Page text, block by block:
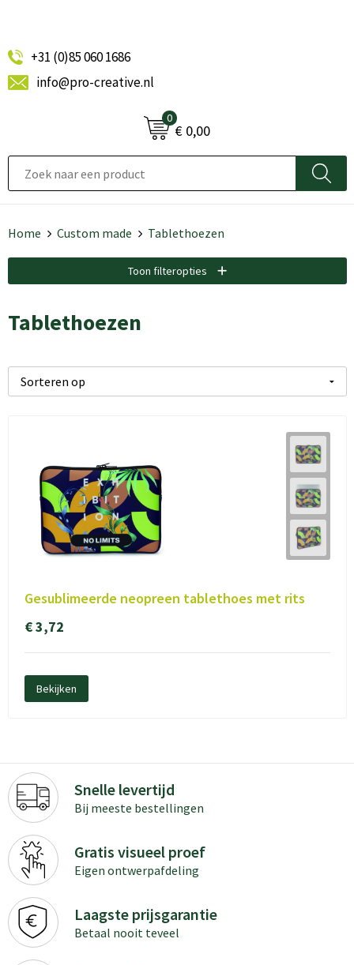
+31 (0)85 060 1686
info@pro-creative.nl
0
€ 0,00
Home Custom made Tablethoezen
Toon filteropties
Tablethoezen
Gesublimeerde neopreen tablethoes met rits
€ 3,72
Bekijken
Snelle levertijd
Bij meeste bestellingen
Gratis visueel proef
Eigen ontwerpafdeling
Laagste prijsgarantie
Betaal nooit teveel